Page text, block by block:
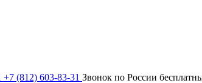
+7 (812) 603-83-31 Звонок по России